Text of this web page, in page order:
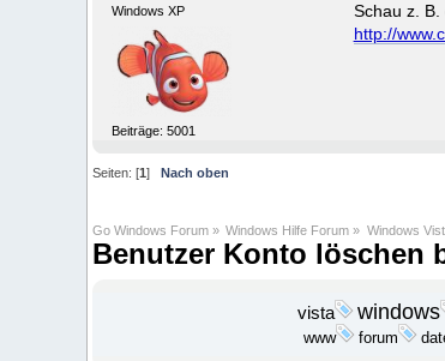
Windows XP
Beiträge: 5001
Schau z. B.
http://
Seiten: [1] Nach oben
Go Windows Forum » Windows Hilfe Forum » Windows
Benutzer Konto löschen
vista windows
www forum